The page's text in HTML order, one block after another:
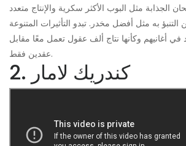
الجذابة مثل البوب ​​الأكثر سكرية والإنتاج متعدد
به مثل أفضل مخدر. تبدو التأثيرات المتنوعة
في أغانيهم وكأنها نتاج ألف عقول تعمل معًا مقابل
عقدين فقط.
2. كندريك لامار